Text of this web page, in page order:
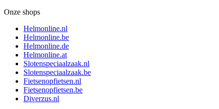
Onze shops
Helmonline.nl
Helmonline.be
Helmonline.de
Helmonline.at
Slotenspeciaalzaak.nl
Slotenspeciaalzaak.be
Fietsenopfietsen.nl
Fietsenopfietsen.be
Diverzus.nl